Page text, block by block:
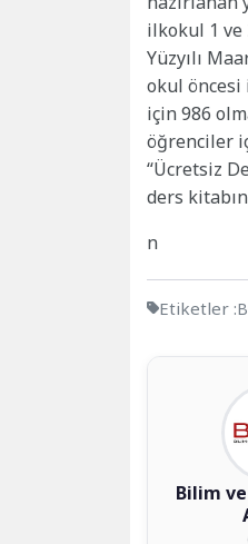
ilkokul 1 ve
Yüzyılı
okul
için 986
öğrenciler
“Ücretsiz
ders
n
Etiketler :
Bilim